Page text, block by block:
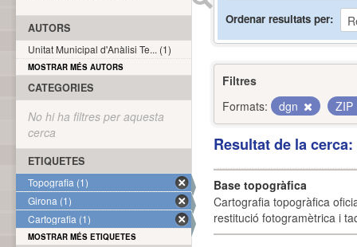
Ordenar resultats per
Filtres
Formats:
dgn ZIP
Resultat de la
Base topogràfica
Cartografia topogràfica
restitució fotogramètrica i
AUTORS
Unitat Municipal d'Anàlisi Te... (1)
MOSTRAR MÉS AUTORS
CATEGORIES
No hi ha filtres per aquesta
cerca
ETIQUETES
Topografia (1)
Girona (1)
Cartografia (1)
MOSTRAR MÉS ETIQUETES